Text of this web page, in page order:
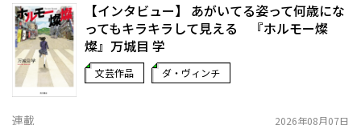
【インタビュー】 あがいてる姿って何歳にな
ってもキラキラして見える 『ホルモー燦
燦』万城目 学
文芸作品 ダ・ヴィンチ
連載 2026年08月07日